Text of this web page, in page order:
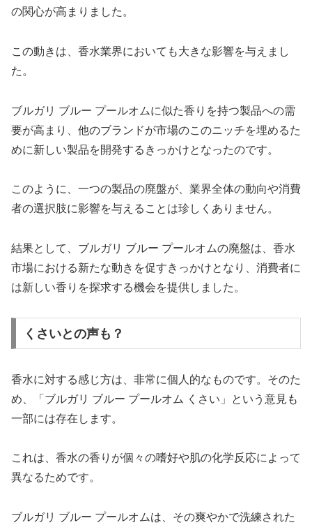
の関心が高まりました。
この動きは、香水業界においても大きな影響を与えまし
た。
ブルガリ ブルー プールオムに似た香りを持つ製品への需
要が高まり、他のブランドが市場のこのニッチを埋めるた
めに新しい製品を開発するきっかけとなったのです。
このように、一つの製品の廃盤が、業界全体の動向や消費
者の選択肢に影響を与えることは珍しくありません。
結果として、ブルガリ ブルー プールオムの廃盤は、香水
市場における新たな動きを促すきっかけとなり、消費者に
は新しい香りを探求する機会を提供しました。
くさいとの声も？
香水に対する感じ方は、非常に個人的なものです。そのた
め、「ブルガリ ブルー プールオム くさい」という意見も
一部には存在します。
これは、香水の香りが個々の嗜好や肌の化学反応によって
異なるためです。
ブルガリ ブルー プールオムは、その爽やかで洗練された